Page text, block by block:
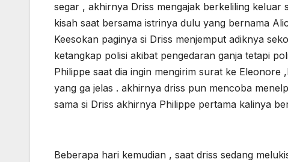
segar , akhirnya Driss mengajak berkeliling
kisah saat bersama istrinya dulu yang bernama
Keesokan paginya si Driss menjemput adiknya
ketangkap polisi akibat pengedaran ganja tetapi
Philippe saat dia ingin mengirim surat ke
yang ga jelas . akhirnya driss pun mencoba
sama si Driss akhirnya Philippe pertama kalinya
Beberapa hari kemudian , saat driss sedang